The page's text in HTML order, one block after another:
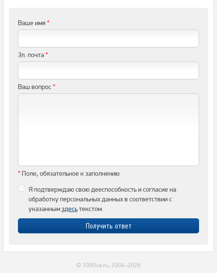
Ваше имя *
Эл. почта*
Ваш вопрос*
*Поле, обязательное к заполнению
Я подтверждаю свою дееспособность и согласие на
обработку персональных данных в соответствии с
указаннымздесьтекстом.
© 1000va.ru, 2004-2026